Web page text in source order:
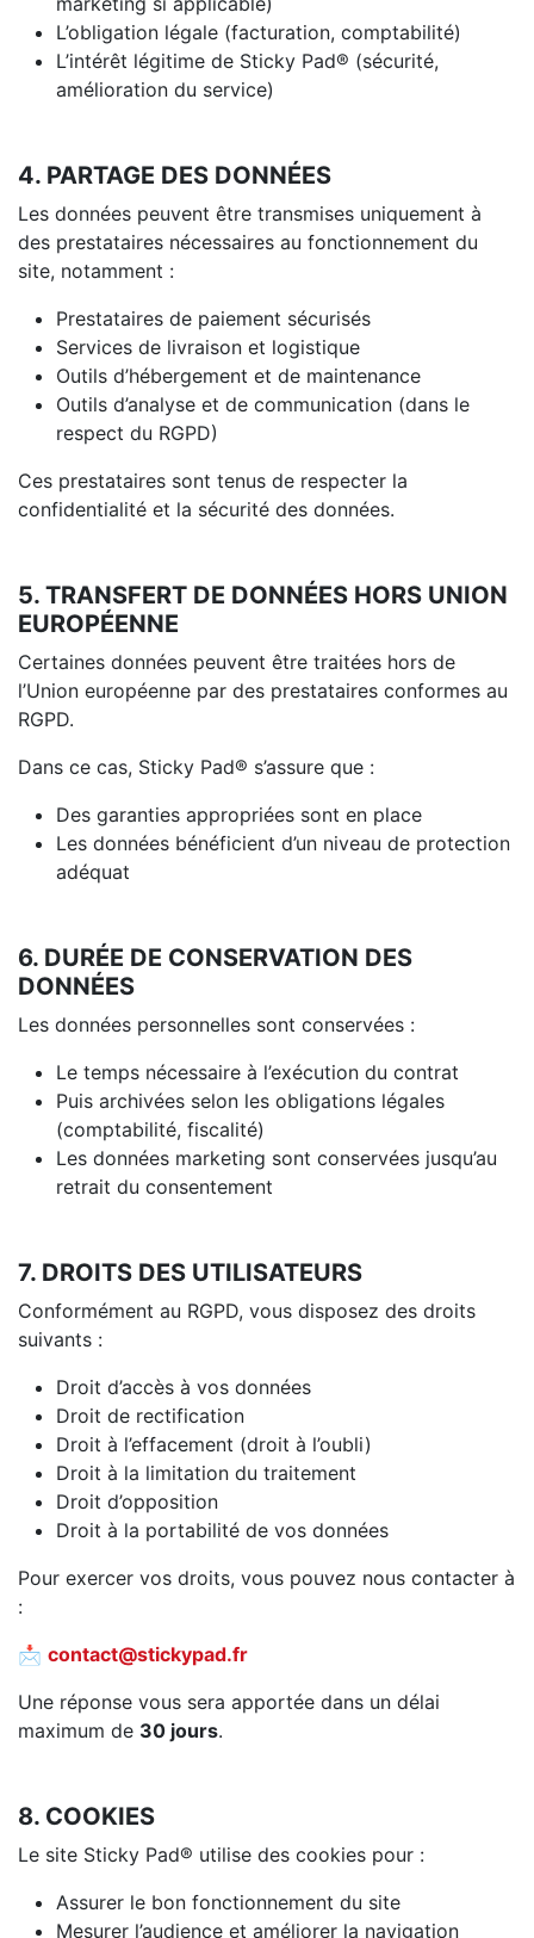
L’obligation légale (facturation, comptabilité)
L’intérêt légitime de Sticky Pad® (sécurité,
amélioration du service)
4. PARTAGE DES DONNÉES
Les données peuvent être transmises uniquement à
des prestataires nécessaires au fonctionnement du
site, notamment :
Prestataires de paiement sécurisés
Services de livraison et logistique
Outils d’hébergement et de maintenance
Outils d’analyse et de communication (dans le
respect du RGPD)
Ces prestataires sont tenus de respecter la
confidentialité et la sécurité des données.
5. TRANSFERT DE DONNÉES HORS UNION
EUROPÉENNE
Certaines données peuvent être traitées hors de
l’Union européenne par des prestataires conformes au
RGPD.
Dans ce cas, Sticky Pad® s’assure que :
Des garanties appropriées sont en place
Les données bénéficient d’un niveau de protection
adéquat
6. DURÉE DE CONSERVATION DES
DONNÉES
Les données personnelles sont conservées :
Le temps nécessaire à l’exécution du contrat
Puis archivées selon les obligations légales
(comptabilité, fiscalité)
Les données marketing sont conservées jusqu’au
retrait du consentement
7. DROITS DES UTILISATEURS
Conformément au RGPD, vous disposez des droits
suivants :
Droit d’accès à vos données
Droit de rectification
Droit à l’effacement (droit à l’oubli)
Droit à la limitation du traitement
Droit d’opposition
Droit à la portabilité de vos données
Pour exercer vos droits, vous pouvez nous contacter à
:
📩 contact@stickypad.fr
Une réponse vous sera apportée dans un délai
maximum de 30 jours.
8. COOKIES
Le site Sticky Pad® utilise des cookies pour :
Assurer le bon fonctionnement du site
Mesurer l’audience et améliorer la navigation